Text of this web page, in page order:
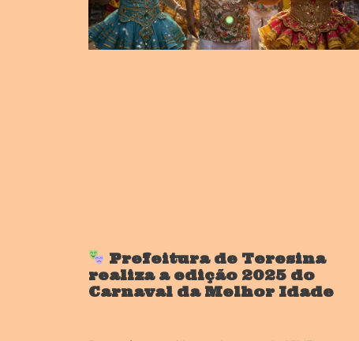
Prefeitura de Teresina
realiza a edição 2025 do
Carnaval da Melhor Idade